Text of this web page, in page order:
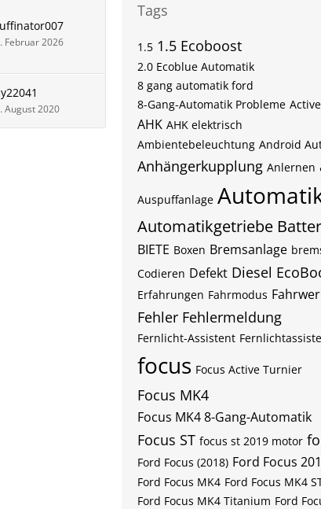
Februar 2026
August 2020
Tags
1.5 1.5 Ecoboost
2.0 Ecoblue Automatik
8 gang automatik ford
8-Gang-Automatik Probleme
AHK AHK elektrisch
Ambientebeleuchtung Android
Anhängerkupplung Anlernen
Auspuffanlage
Automatikgetriebe
BIETE Boxen Bremsanlage
Codieren Defekt Diesel
Erfahrungen Fahrmodus
Fehler Fehlermeldung
Fernlicht-Assistent
focus Focus Active Turnier
Focus MK4
Focus MK4 8-Gang-Automatik
Focus ST focus st 2019 motor
Ford Focus (2018) Ford Focus
Ford Focus MK4 Ford Focus MK4
Ford Focus MK4 Titanium Ford